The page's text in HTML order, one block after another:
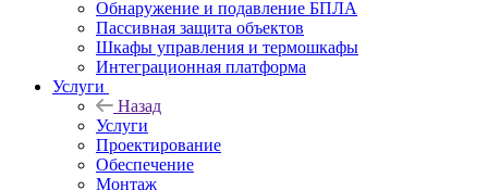
Обнаружение и подавление БПЛА
Пассивная защита объектов
Шкафы управления и термошкафы
Интеграционная платформа
Услуги
Назад
Услуги
Проектирование
Обеспечение
Монтаж